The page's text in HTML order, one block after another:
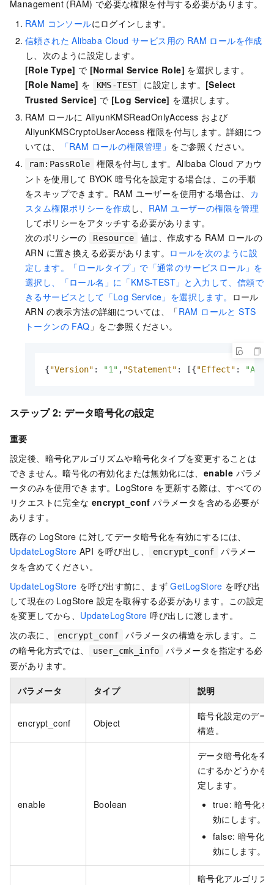
Management (RAM) で必要な権限を付与する必要があります。
RAM コンソールにログインします。
信頼された Alibaba Cloud サービス用の RAM ロールを作成
し、次のように設定します。
[Role Type] で [Normal Service Role] を選択します。
[Role Name] を KMS-TEST に設定します。 [Select
Trusted Service] で [Log Service] を選択します。
RAM ロールに AliyunKMSReadOnlyAccess および
AliyunKMSCryptoUserAccess 権限を付与します。詳細につ
いては、
「RAM ロールの権限管理」 をご参照ください。
ram:PassRole
権限を付与します。Alibaba Cloud アカウ
ントを使用して BYOK 暗号化を設定する場合は、この手順
をスキップできます。RAM ユーザーを使用する場合は、 カ
スタム権限ポリシーを作成 し、 RAM ユーザーの権限を管理
してポリシーをアタッチする必要があります。
次のポリシーの
Resource
値は、作成する RAM ロールの
ARN に置き換える必要があります。 ロールを次のように設
定します。「ロールタイプ」で「通常のサービスロール」を
選択し、「ロール名」に「KMS-TEST」と入力して、信頼で
きるサービスとして「Log Service」を選択します。 ロール
ARN の表示方法の詳細については、「RAM ロールと STS
トークンの FAQ 」をご参照ください。
{"Version" : "1" , "Statement" : [{"Effect" :
ステップ 2: データ暗号化の設定
重要
設定後、暗号化アルゴリズムや暗号化タイプを変更することは
できません。暗号化の有効化または無効化には、 enable パラメ
ータのみを使用できます。LogStore を更新する際は、すべての
リクエストに完全な encrypt_conf パラメータを含める必要が
あります。
既存の LogStore に対してデータ暗号化を有効にするには、
UpdateLogStore API を呼び出し、 encrypt_conf
パラメー
タを含めてください。
UpdateLogStore を呼び出す前に、まずGetLogStore を呼び出
して現在の LogStore 設定を取得する必要があります。この設定
を変更してから、 UpdateLogStore 呼び出しに渡します。
次の表に、
encrypt_conf
パラメータの構造を示します。こ
の暗号化方式では、
user_cmk_info
パラメータを指定する必
要があります。
パラメータ タイプ 説明
encrypt_conf Object
暗号化設定のデー
構造。
enable Boolean
データ暗号化を有
にするかどうかを
定します。
true: 暗号化を
効にします。
false: 暗号化
効にします。
暗号化アルゴリズ